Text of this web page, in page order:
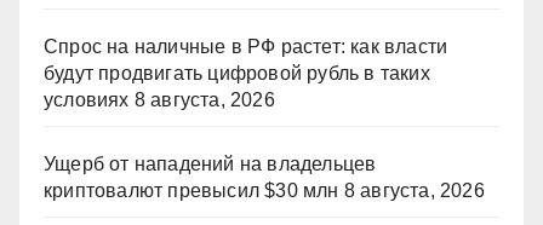
Спрос на наличные в РФ растет: как власти
будут продвигать цифровой рубль в таких
условиях 8 августа, 2026
Ущерб от нападений на владельцев
криптовалют превысил $30 млн 8 августа, 2026